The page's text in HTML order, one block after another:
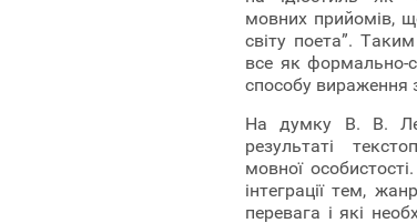
мовних прийомів,
світу поета”.
все як формально-
способу вираження
На думку В. В.
результаті
мовної
інтеграції тем,
перевага і які